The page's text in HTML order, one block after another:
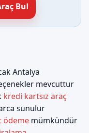
Bul
Antalya
mevcuttur
kredi kartsız araç
sunulur
ödeme mümkündür